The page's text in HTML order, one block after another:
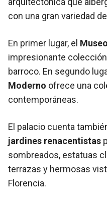
con una gran variedad
En primer lugar, el
impresionante
barroco. En segundo
Moderno ofrece una
contemporáneas.
El palacio cuenta
jardines renacentistas
sombreados, estatuas
terrazas y hermosas
Florencia.